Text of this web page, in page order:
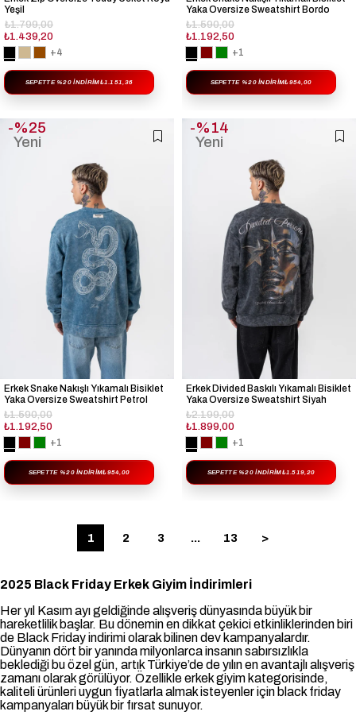
Yeşil
₺1.439,20
₺1.799,00
+4
SEPETTE %20 İNDIRIM₺1.151,36
Yaka Oversize Sweatshirt Bordo
₺1.192,50
₺1.590,00
+1
SEPETTE %20 İNDIRIM₺954,00
Erkek Snake Nakışlı Yıkamalı Bisiklet
Yaka Oversize Sweatshirt Petrol
₺1.192,50
₺1.590,00
+1
SEPETTE %20 İNDIRIM₺954,00
%25
Yeni
Erkek Divided Baskılı Yıkamalı Bisiklet
Yaka Oversize Sweatshirt Siyah
₺1.899,00
₺2.199,00
+1
SEPETTE %20 İNDIRIM₺1.519,20
%14
Yeni
1 2 3 ... 13 >
2025 Black Friday Erkek Giyim İndirimleri
Her yıl Kasım ayı geldiğinde alışveriş dünyasında büyük bir
hareketlilik başlar. Bu dönemin en dikkat çekici etkinliklerinden biri
de Black Friday indirimi olarak bilinen dev kampanyalardır.
Dünyanın dört bir yanında milyonlarca insanın sabırsızlıkla
beklediği bu özel gün, artık Türkiye’de de yılın en avantajlı alışveriş
zamanı olarak görülüyor. Özellikle erkek giyim kategorisinde,
kaliteli ürünleri uygun fiyatlarla almak isteyenler için black friday
kampanyaları büyük bir fırsat sunuyor.